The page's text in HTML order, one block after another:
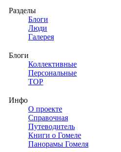
Разделы
Блоги
Люди
Галерея
Блоги
Коллективные
Персональные
TOP
Инфо
О проекте
Справочная
Путеводитель
Книги о Гомеле
Панорамы Гомеля